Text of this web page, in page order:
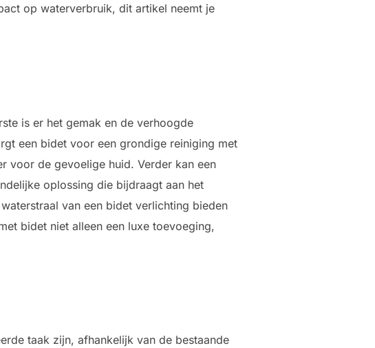
op waterverbruik, dit artikel neemt je
is er het gemak en de verhoogde
een bidet voor een grondige reiniging met
voor de gevoelige huid. Verder kan een
oplossing die bijdraagt aan het
van een bidet verlichting bieden
bidet niet alleen een luxe toevoeging,
taak zijn, afhankelijk van de bestaande